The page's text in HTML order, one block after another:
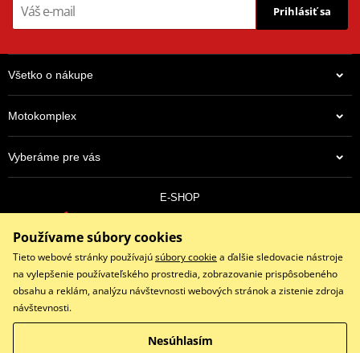
Prihlásiť sa
Všetko o nákupe
Motokomplex
Vyberáme pre vás
E-SHOP
objednavky@eshopmotokomplex.sk
Po - Pia: 8:30-17:00 | Nedeľa: ZATVORENÉ
Facebook
Copyright © 2026 www.eshopmotokomplex.sk
Používame súbory cookies
Tieto webové stránky používajúsúbory cookiea ďalšie sledovacie nástroje
na vylepšenie používateľského prostredia, zobrazovanie prispôsobeného
obsahu a reklám, analýzu návštevnosti webových stránok a zistenie zdroja
návštevnosti.
Nesúhlasím